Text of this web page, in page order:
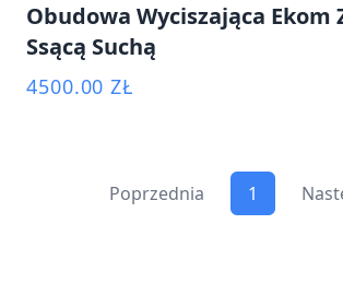
Obudowa Wyciszająca Ekom
Ssącą Suchą
4500.00 ZŁ
Poprzednia 1